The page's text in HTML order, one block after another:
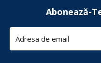
Abonează-